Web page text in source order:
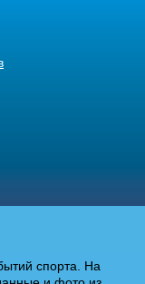
спорта. На